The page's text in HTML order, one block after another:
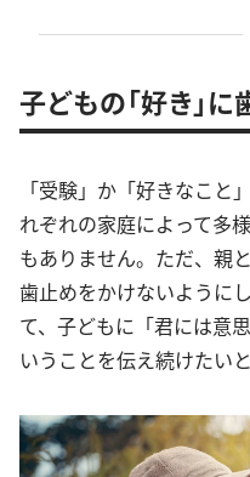
子どもの「好き」
「受験」か「好きなこと
れぞれの家庭によって多
もありません。ただ、親
歯止めをかけないように
て、子どもに「君には意
いうことを伝え続けたい